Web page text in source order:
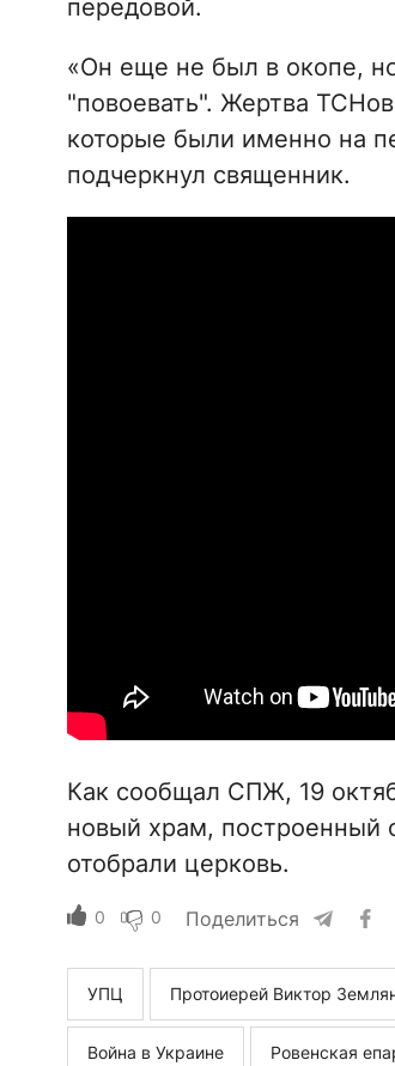
передовой.
«Он еще не был в окопе,
"повоевать". Жертва
которые были именно на
подчеркнул священник.
Как сообщал СПЖ, 19
новый храм, построенный
отобрали церковь.
0 0 Поделиться
УПЦ Протоиерей Виктор
Война в Украине Ровенская